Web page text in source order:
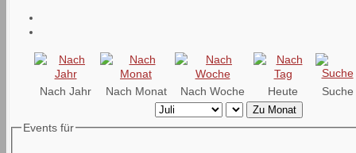
Nach Jahr Nach Monat Nach Woche Heute Suche
Zu Monat
Events für